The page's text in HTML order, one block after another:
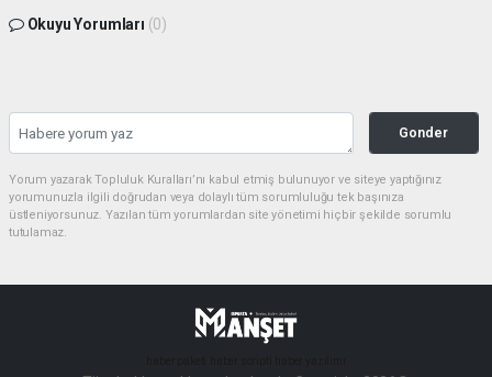
Okuyu Yorumları (0)
Gonder
Yorum yazarak Topluluk Kuralları’nı kabul etmiş bulunuyor ve siteye yaptığınız
yorumunuzla ilgili doğrudan veya dolaylı tüm sorumluluğu tek başınıza
üstleniyorsunuz. Yazılan tüm yorumlardan site yönetimi hiçbir şekilde sorumlu
tutulamaz.